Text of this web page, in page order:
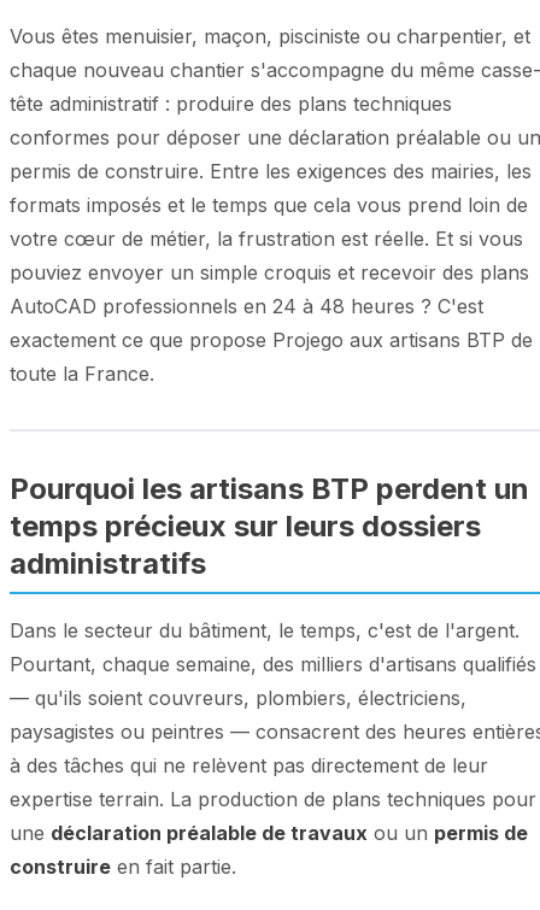
Vous êtes menuisier, maçon, pisciniste ou charpentier, et
chaque nouveau chantier s'accompagne du même casse-
tête administratif : produire des plans techniques
conformes pour déposer une déclaration préalable ou un
permis de construire. Entre les exigences des mairies, les
formats imposés et le temps que cela vous prend loin de
votre cœur de métier, la frustration est réelle. Et si vous
pouviez envoyer un simple croquis et recevoir des plans
AutoCAD professionnels en 24 à 48 heures ? C'est
exactement ce que propose Projego aux artisans BTP de
toute la France.
Pourquoi les artisans BTP perdent un
temps précieux sur leurs dossiers
administratifs
Dans le secteur du bâtiment, le temps, c'est de l'argent.
Pourtant, chaque semaine, des milliers d'artisans qualifiés
— qu'ils soient couvreurs, plombiers, électriciens,
paysagistes ou peintres — consacrent des heures
à des tâches qui ne relèvent pas directement de leur
expertise terrain. La production de plans techniques pour
une déclaration préalable de travaux ou un permis de
construire en fait partie.